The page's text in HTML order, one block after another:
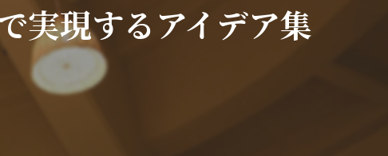
オフィス実現するアイデア集